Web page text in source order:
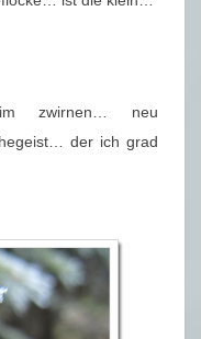
zwirnen… neu
der ich grad